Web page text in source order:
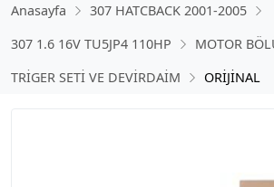
Anasayfa
307 HATCBACK 2001-2005
307 1.6 16V TU5JP4 110HP
MOTOR
TRİGER SETİ VE DEVİRDAİM
ORİJİNAL